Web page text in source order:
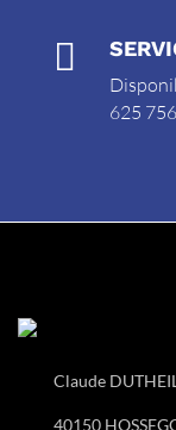

625
Claude
40150